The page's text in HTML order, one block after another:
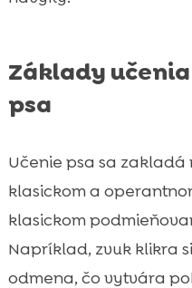
Základy
psa
Učenie psa sa
klasickom a
klasickom
Napríklad, zvuk klikra
odmena, čo vytvára